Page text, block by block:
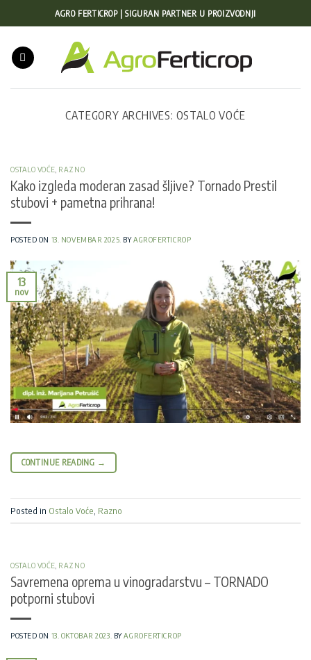
na
AGRO FERTICROP | SIGURAN PARTNER U PROIZVODNJI
CATEGORY ARCHIVES: OSTALO VOĆE
OSTALO VOĆE RAZNO
Kako izgleda moderan zasad šljive? Tornado Prestil
stubovi + pametna prihrana!
POSTED ON 13. NOVEMBAR 2025. BY AGROFERTICROP
13
nov
CONTINUE READING →
Posted in Ostalo Voće Razno
OSTALO VOĆE RAZNO
Savremena oprema u vinogradarstvu – TORNADO
potporni stubovi
POSTED ON 13. OKTOBAR 2023. BYAGROFERTICROP